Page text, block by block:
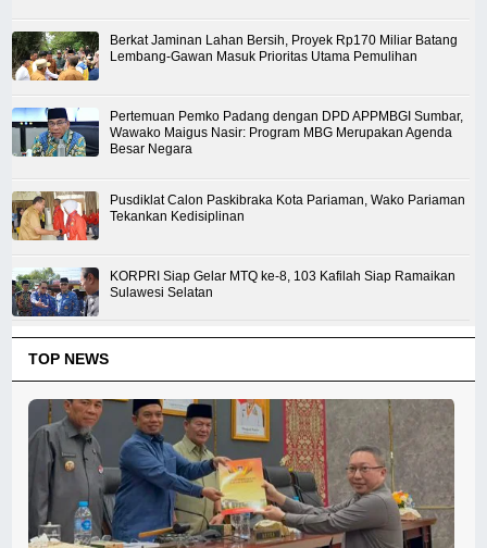
Berkat Jaminan Lahan Bersih, Proyek Rp170 Miliar Batang
Lembang-Gawan Masuk Prioritas Utama Pemulihan
Pertemuan Pemko Padang dengan DPD APPMBGI Sumbar,
Wawako Maigus Nasir: Program MBG Merupakan Agenda
Besar Negara
Pusdiklat Calon Paskibraka Kota Pariaman, Wako Pariaman
Tekankan Kedisiplinan
KORPRI Siap Gelar MTQ ke-8, 103 Kafilah Siap Ramaikan
Sulawesi Selatan
TOP NEWS